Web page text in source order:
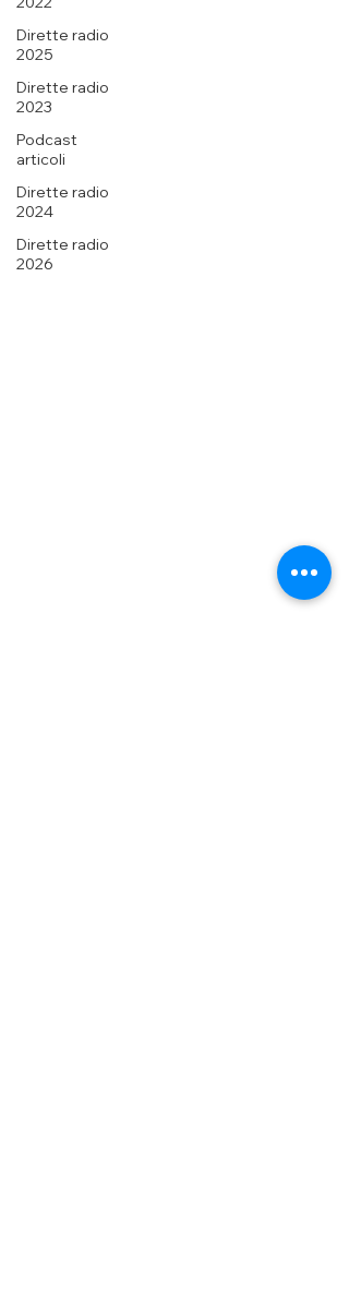
Dirette radio
2025
Dirette radio
2023
Podcast
articoli
Dirette radio
2024
Dirette radio
2026